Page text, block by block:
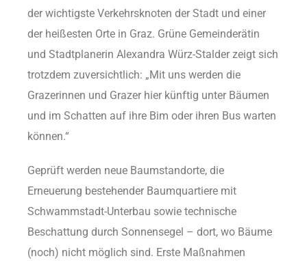
der wichtigste Verkehrsknoten der Stadt und einer
der heißesten Orte in Graz. Grüne Gemeinderätin
und Stadtplanerin Alexandra Würz-Stalder zeigt sich
trotzdem zuversichtlich: „Mit uns werden die
Grazerinnen und Grazer hier künftig unter Bäumen
und im Schatten auf ihre Bim oder ihren Bus warten
können.“
Geprüft werden neue Baumstandorte, die
Erneuerung bestehender Baumquartiere mit
Schwammstadt-Unterbau sowie technische
Beschattung durch Sonnensegel – dort, wo Bäume
(noch) nicht möglich sind. Erste Maßnahmen